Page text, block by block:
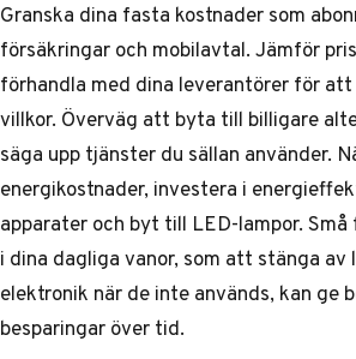
Granska dina fasta kostnader som
försäkringar och mobilavtal. Jämför
förhandla med dina leverantörer för
villkor. Överväg att byta till billigare
säga upp tjänster du sällan använder.
energikostnader, investera i
apparater och byt till LED-lampor.
i dina dagliga vanor, som att stänga av
elektronik när de inte används, kan ge
besparingar över tid.